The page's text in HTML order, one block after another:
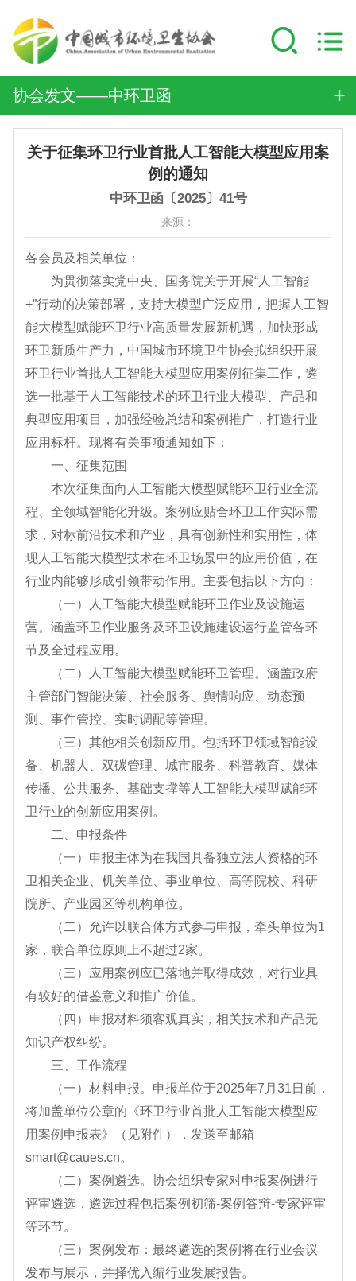
协会发文——中环卫函
关于征集环卫行业首批人工智能大模型应用案
例的通知
中环卫函〔2025〕41号
来源：
各会员及相关单位：
为贯彻落实党中央、国务院关于开展“人工智能
+”行动的决策部署，支持大模型广泛应用，把握人工智
能大模型赋能环卫行业高质量发展新机遇，加快形成
环卫新质生产力，中国城市环境卫生协会拟组织开展
环卫行业首批人工智能大模型应用案例征集工作，遴
选一批基于人工智能技术的环卫行业大模型、产品和
典型应用项目，加强经验总结和案例推广，打造行业
应用标杆。现将有关事项通知如下：
一、征集范围
本次征集面向人工智能大模型赋能环卫行业全流
程、全领域智能化升级。案例应贴合环卫工作实际需
求，对标前沿技术和产业，具有创新性和实用性，体
现人工智能大模型技术在环卫场景中的应用价值，在
行业内能够形成引领带动作用。主要包括以下方向：
（一）人工智能大模型赋能环卫作业及设施运
营。涵盖环卫作业服务及环卫设施建设运行监管各环
节及全过程应用。
（二）人工智能大模型赋能环卫管理。涵盖政府
主管部门智能决策、社会服务、舆情响应、动态预
测、事件管控、实时调配等管理。
（三）其他相关创新应用。包括环卫领域智能设
备、机器人、双碳管理、城市服务、科普教育、媒体
传播、公共服务、基础支撑等人工智能大模型赋能环
卫行业的创新应用案例。
二、申报条件
（一）申报主体为在我国具备独立法人资格的环
卫相关企业、机关单位、事业单位、高等院校、科研
院所、产业园区等机构单位。
（二）允许以联合体方式参与申报，牵头单位为1
家，联合单位原则上不超过2家。
（三）应用案例应已落地并取得成效，对行业具
有较好的借鉴意义和推广价值。
（四）申报材料须客观真实，相关技术和产品无
知识产权纠纷。
三、工作流程
（一）材料申报。申报单位于2025年7月31日前，
将加盖单位公章的《环卫行业首批人工智能大模型应
用案例申报表》（见附件），发送至邮箱
smart@caues.cn。
（二）案例遴选。协会组织专家对申报案例进行
评审遴选，遴选过程包括案例初筛-案例答辩-专家评审
等环节。
（三）案例发布：最终遴选的案例将在行业会议
发布与展示，并择优入编行业发展报告。